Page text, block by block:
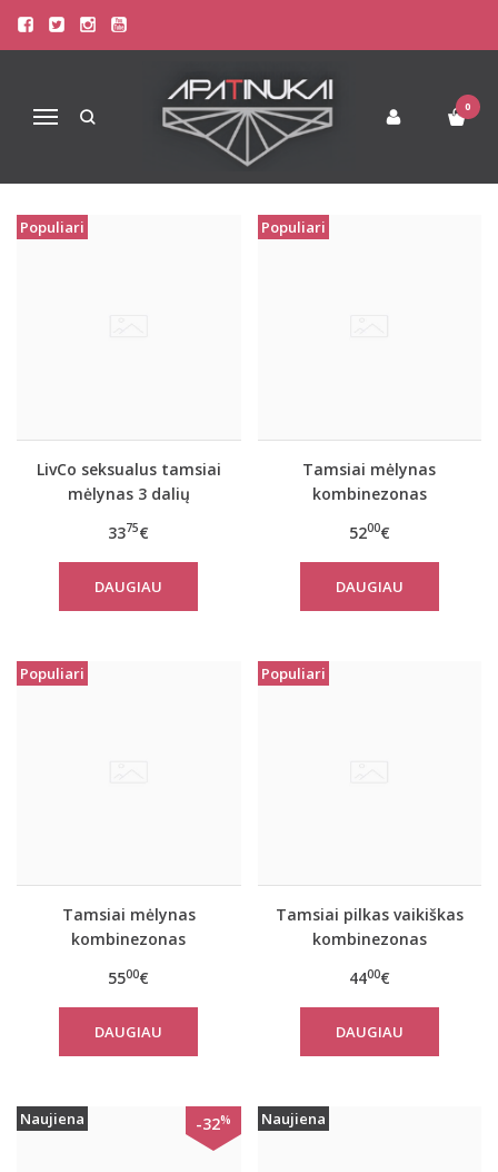
Navigacija
0
PREKIŲ PAIEŠKA - TAMSIAI
Prekių paieška
Populiari
LivCo seksualus tamsiai
mėlynas 3 dalių
3375€
DAUGIAU
Populiari
Tamsiai mėlynas
kombinezonas
5200€
DAUGIAU
Populiari
Tamsiai mėlynas
kombinezonas
5500€
DAUGIAU
Populiari
Tamsiai pilkas vaikiškas
kombinezonas
4400€
DAUGIAU
Naujiena -32% Naujiena